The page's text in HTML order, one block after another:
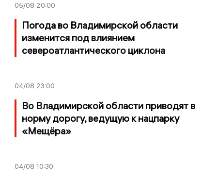
05/08 20:00
Погода во Владимирской области
изменится под влиянием
североатлантического циклона
04/08 23:00
Во Владимирской области приводят в
норму дорогу, ведущую к нацпарку
«Мещёра»
04/08 10:30